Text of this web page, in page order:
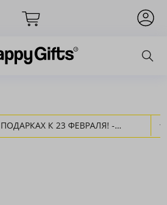
К 23 ФЕВРАЛЯ! -
Вход